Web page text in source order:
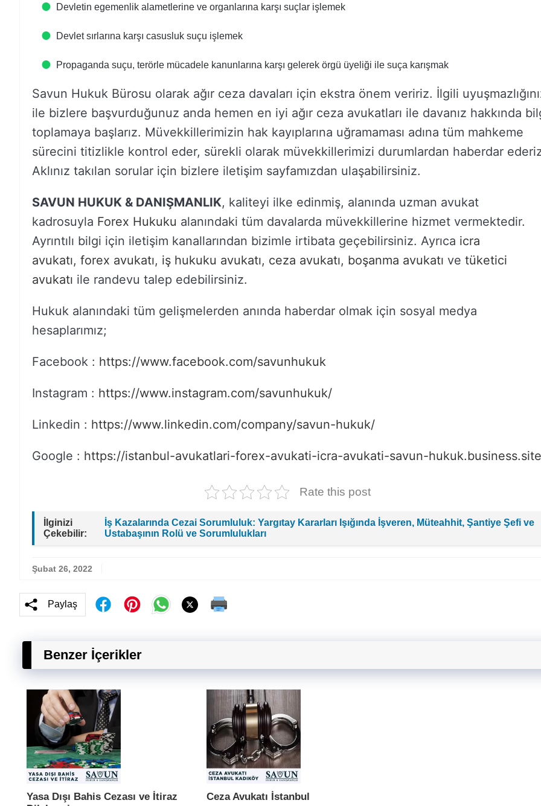
Devletin egemenlik alametlerine ve organlarına karşı suçlar işlemek
Devlet sırlarına karşı casusluk suçu işlemek
Propaganda suçu, terörle mücadele kanunlarına karşı gelerek örgü üyeliği ile suça karışmak
Savun Hukuk Bürosu olarak ağır ceza davaları için ekstra önem veririz. İlgili
ile bizlere başvurduğunuz anda hemen en iyi ağır ceza avukatları ile davanız hakkında
toplamaya başlarız. Müvekkillerimizin hak kayıplarına uğramaması adına tüm mahkeme
sürecini titizlikle kontrol eder, sürekli olarak müvekkillerimizi durumlardan haberdar
Aklınız takılan sorular için bizlere iletişim sayfamızdan ulaşabilirsiniz.
SAVUN HUKUK & DANIŞMANLIK, kaliteyi ilke edinmiş, alanında uzman avukat
kadrosuyla Forex Hukuku alanındaki tüm davalarda müvekkillerine hizmet vermektedir.
Ayrıntılı bilgi için iletişim kanallarından bizimle irtibata geçebilirsiniz. Ayrıca icra
avukatı, forex avukatı, iş hukuku avukatı, ceza avukatı, boşanma avukatı ve tüketici
avukatı ile randevu talep edebilirsiniz.
Hukuk alanındaki tüm gelişmelerden anında haberdar olmak için sosyal medya
hesaplarımız;
Facebook : https://www.facebook.com/savunhukuk
Instagram : https://www.instagram.com/savunhukuk/
Linkedin : https://www.linkedin.com/company/savun-hukuk/
Google : https://istanbul-avukatlari-forex-avukati-icra-avukati-savun-
Rate this post
İlginizi
Çekebilir:
İş Kazalarında Cezai Sorumluluk: Yargıtay Kararları Işığında İşveren, Müteahhit, Şantiye Şefi ve
Ustabaşının Rolü ve Sorumlulukları
Şubat 26, 2022
Paylaş
Benzer İçerikler
Yasa Dışı Bahis Cezası ve İtiraz
Ceza Avukatı İstanbul